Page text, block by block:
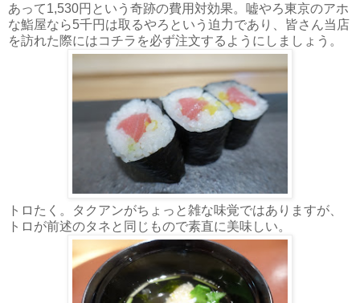
あって1,530円という奇跡の費用対効果。嘘やろ東京のアホ
な鮨屋なら5千円は取るやろという迫力であり、皆さん当店
を訪れた際にはコチラを必ず注文するようにしましょう。
トロたく。タクアンがちょっと雑な味覚ではありますが、
トロが前述のタネと同じもので素直に美味しい。